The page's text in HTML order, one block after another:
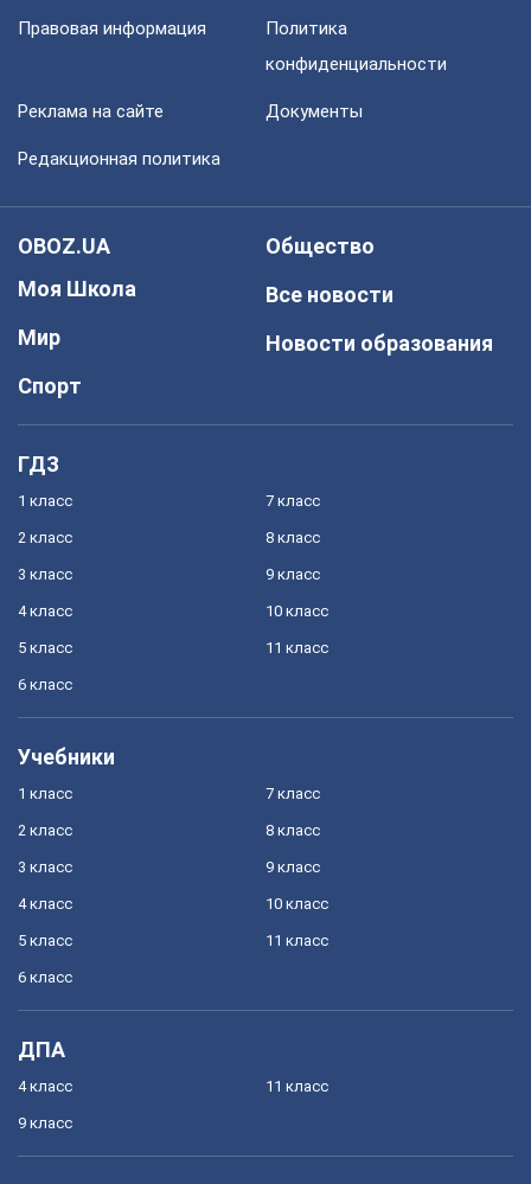
Правовая информация
Политика
конфиденциальности
Реклама на сайте Документы
Редакционная политика
OBOZ.UA
Моя Школа
Мир
Спорт
Общество
Все новости
Новости образования
ГДЗ
1 класс
2 класс
3 класс
4 класс
5 класс
6 класс
7 класс
8 класс
9 класс
10 класс
11 класс
Учебники
1 класс
2 класс
3 класс
4 класс
5 класс
6 класс
7 класс
8 класс
9 класс
10 класс
11 класс
ДПА
4 класс
9 класс
11 класс